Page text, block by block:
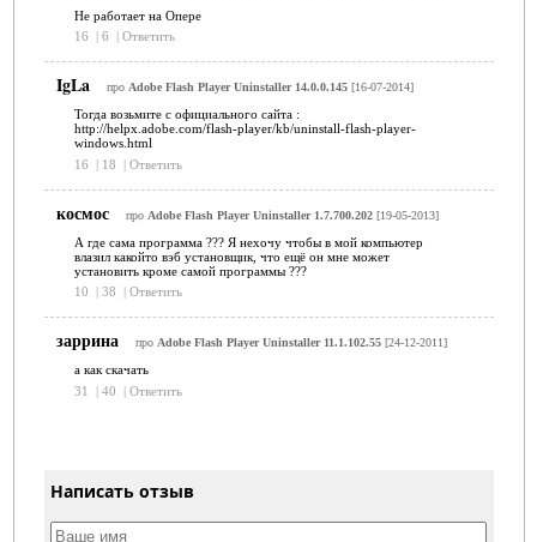
Не работает на Опере
16
| 6 | Ответить
IgLa про Adobe Flash Player Uninstaller 14.0.0.145[16-07-2014]
Тогда возьмите с официального сайта :
http://helpx.adobe.com/flash-player/kb/uninstall-flash-player-
windows.html
16
| 18 | Ответить
космос про Adobe Flash Player Uninstaller 1.7.700.202[19-05-2013]
А где сама программа ??? Я нехочу чтобы в мой компьютер
влазил какойто вэб установщик, что ещё он мне может
установить кроме самой программы ???
10
| 38 | Ответить
заррина про Adobe Flash Player Uninstaller 11.1.102.55[24-12-2011]
а как скачать
31
| 40 | Ответить
Написать отзыв